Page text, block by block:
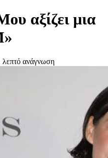
αξίζει μια
λεπτό ανάγνωση